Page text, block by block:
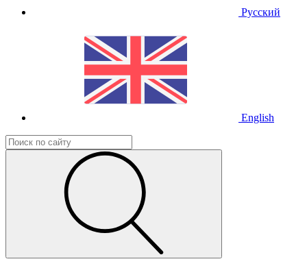
Русский
English